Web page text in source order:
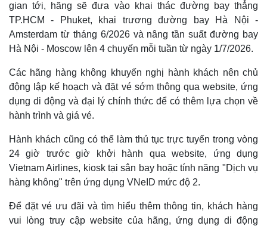
gian tới, hãng sẽ đưa vào khai thác đường bay thẳng
TP.HCM - Phuket, khai trương đường bay Hà Nội -
Amsterdam từ tháng 6/2026 và nâng tần suất đường bay
Hà Nội - Moscow lên 4 chuyến mỗi tuần từ ngày 1/7/2026.
Các hãng hàng không khuyến nghị hành khách nên chủ
động lập kế hoạch và đặt vé sớm thông qua website, ứng
dụng di động và đại lý chính thức để có thêm lựa chọn về
hành trình và giá vé.
Hành khách cũng có thể làm thủ tục trực tuyến trong vòng
24 giờ trước giờ khởi hành qua website, ứng dụng
Vietnam Airlines, kiosk tại sân bay hoặc tính năng "Dịch vụ
hàng không" trên ứng dụng VNeID mức độ 2.
Để đặt vé ưu đãi và tìm hiểu thêm thông tin, khách hàng
vui lòng truy cập website của hãng, ứng dụng di động